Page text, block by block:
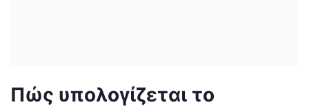
Πώς υπολογίζεται το